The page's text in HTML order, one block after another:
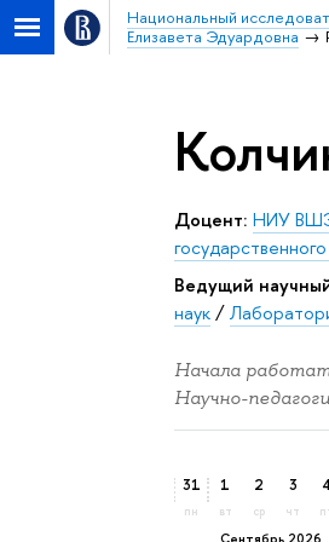
Национальный
Елизавета Эдуардовна
Доцент: НИУ
Ведущий
наук/
Начала
Научно-
31
пн
сентябрь 2026
1
вт
2
ср
3
чт